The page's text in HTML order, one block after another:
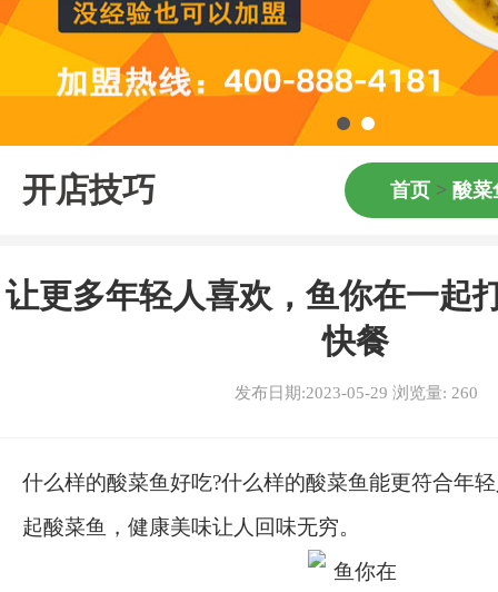
开店技巧 首页 > 酸菜
让更多年轻人喜欢，鱼你在一起
快餐
发布日期:2023-05-29 浏览量: 260
什么样的酸菜鱼好吃?什么样的酸菜鱼能更符合年
起酸菜鱼，健康美味让人回味无穷。